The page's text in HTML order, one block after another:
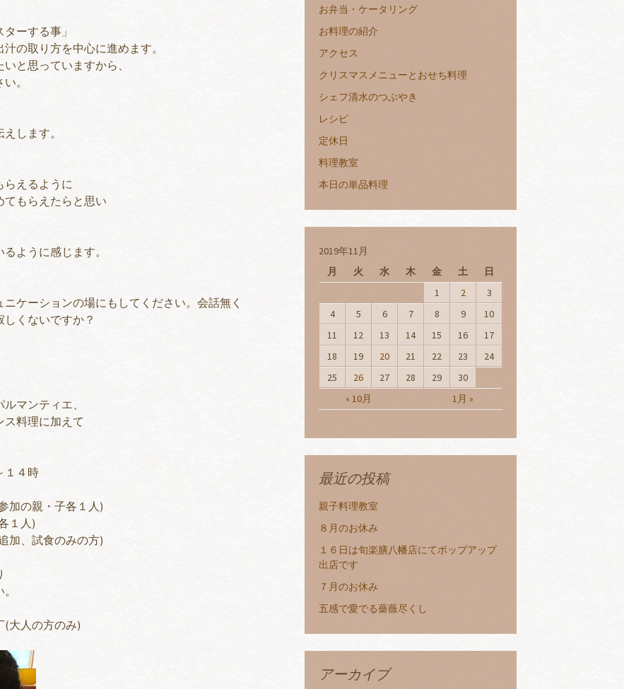
ーする事」
の取り方を中心に進めます。
と思っていますから、
。
します。
らえるように
てもらえたらと思い
ように感じます。
ケーションの場にもしてください。会話無く
くないですか？
マンティエ、
ス料理に加えて
１４時
加の親・子各１人)
１人)
加、試食のみの方)
(大人の方のみ)
お弁当・ケータリング
お料理の紹介
アクセス
クリスマスメニューとおせち料理
シェフ清水のつぶやき
レシピ
定休日
料理教室
本日の単品料理
2019年11月
月
火 水 木 金 土 日
« 10月 1月 »
1 2
3
4
5 6 7 8 9
10
11
12 13 14 15 16
17
18
19 20 21 22 23
24
25
26 27 28 29 30
最近の投稿
親子料理教室
８月のお休み
１６日は旬楽膳八幡店にてポップアップ
出店です
７月のお休み
五感で愛でる薔薇尽くし
アーカイブ